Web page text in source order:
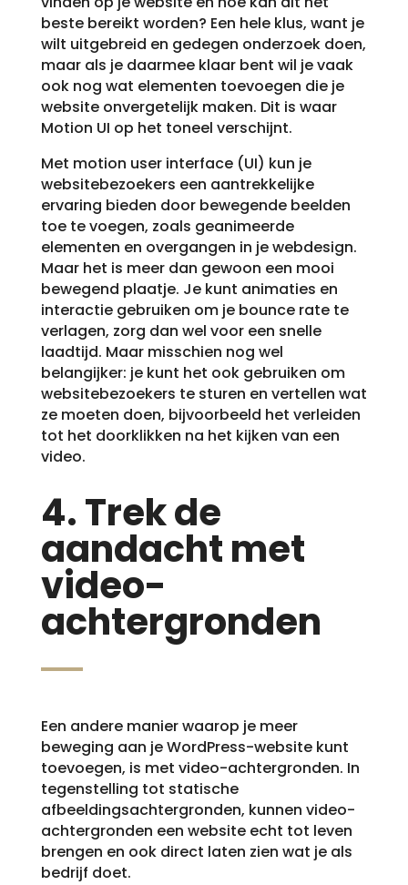
beste bereikt worden? Een hele klus, want je
wilt uitgebreid en gedegen onderzoek doen,
maar als je daarmee klaar bent wil je vaak
ook nog wat elementen toevoegen die je
website onvergetelijk maken. Dit is waar
Motion UI op het toneel verschijnt.
Met motion user interface (UI) kun je
websitebezoekers een aantrekkelijke
ervaring bieden door bewegende beelden
toe te voegen, zoals geanimeerde
elementen en overgangen in je webdesign.
Maar het is meer dan gewoon een mooi
bewegend plaatje. Je kunt animaties en
interactie gebruiken om je bounce rate te
verlagen, zorg dan wel voor een snelle
laadtijd. Maar misschien nog wel
belangijker: je kunt het ook gebruiken om
websitebezoekers te sturen en vertellen wat
ze moeten doen, bijvoorbeeld het verleiden
tot het doorklikken na het kijken van een
video.
4. Trek de
aandacht met
video-
achtergronden
Een andere manier waarop je meer
beweging aan je WordPress-website kunt
toevoegen, is met video-achtergronden. In
tegenstelling tot statische
afbeeldingsachtergronden, kunnen video-
achtergronden een website echt tot leven
brengen en ook direct laten zien wat je als
bedrijf doet.